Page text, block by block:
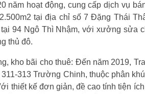
năm hoạt động, cung cấp dịch vụ
tại địa chỉ số 7 Đặng Thái
94 Ngô Thì Nhậm, với xưởng sửa
thủ đô.
kho bãi cho thuê: Đến năm 2019,
313 Trường Chinh, thuộc phân
thiết kế đơn giản, đề cao tính tiện